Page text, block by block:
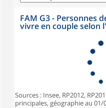
FAM G3 - Personnes
vivre en couple selon
Sources : Insee, RP2012,
principales, géographie au 01/